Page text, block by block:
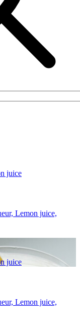
juice
Lemon juice,
juice
Lemon juice,